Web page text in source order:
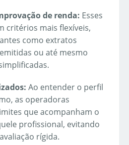
de renda: Esses
critérios mais flexíveis,
como extratos
ou até mesmo
Ao entender o perfil
as operadoras
que acompanham o
profissional, evitando
rígida.